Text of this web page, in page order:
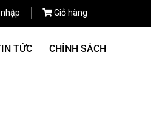
Giỏ hàng
TỨC CHÍNH SÁCH